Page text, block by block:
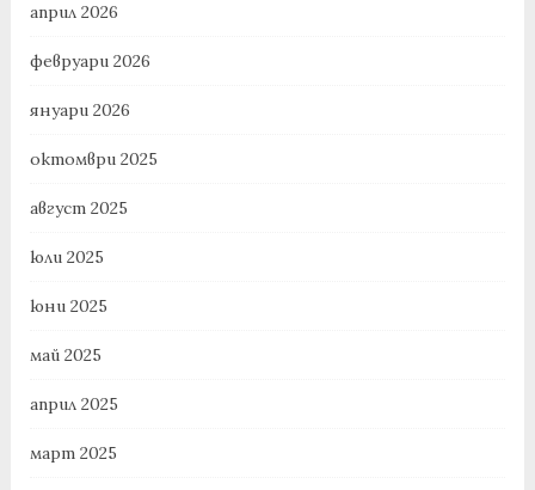
април 2026
февруари 2026
януари 2026
октомври 2025
август 2025
юли 2025
юни 2025
май 2025
април 2025
март 2025